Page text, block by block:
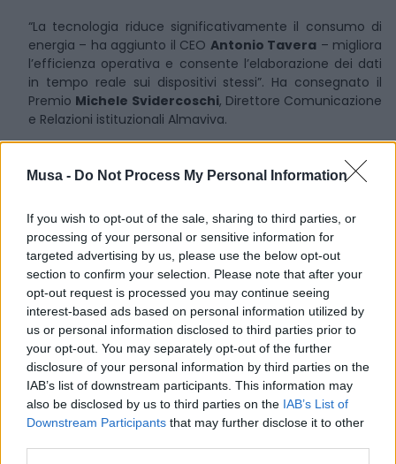
Musa - Do Not Process My Personal Information
If you wish to opt-out of the sale, sharing to third parties, or
processing of your personal or sensitive information for
targeted advertising by us, please use the below opt-out
section to confirm your selection. Please note that after your
opt-out request is processed you may continue seeing
interest-based ads based on personal information utilized by
us or personal information disclosed to third parties prior to
your opt-out. You may separately opt-out of the further
disclosure of your personal information by third parties on the
IAB’s list of downstream participants. This information may
also be disclosed by us to third parties on the IAB’s List of
Downstream Participants that may further disclose it to other
“La tecnologia riduce significativamente il consumo di
energia – ha aggiunto il CEO Antonio Tavera – migliora
l’efficienza operativa e consente l’elaborazione dei dati
in tempo reale sui dispositivi stessi”. Ha consegnato il
Premio Michele Svidercoschi, Direttore Comunicazione
e Relazioni istituzionali Almaviva.
(produzione industriale innovativa)
Foreverland(Start Cup Puglia) – Startup foodtech
delizioso.Freecaoè il nuovo cioccolato: delizioso,
sostenibile e senza cacao. Negli ultimi 12 mesi ha
lavorato per realizzare Freecao, prodotto che potrebbe
essere il successore del cioccolato. Foreverland utilizza
ingredienti locali e tecnologie esistenti con un tocco di
innovazione per creare un cioccolato innovativo per le
persone e per il pianeta. Il cacao ha infatti enormi
problemi di sostenibilità ed a causa del cambiamento
climatico potrebbe sparire. “La missione di Foreverland –
diceMassimo Sabatini, CEO & co-founder – è ridurre
drasticamente le emissioni di CO2 e il consumo di acqua
nell’industria alimentare valorizzando la carruba, di cui
l’Italia è il secondo produttore mondiale.” Ha consegnato
il PremioAndrea Alessandrini, CEO Nobento-iVision.